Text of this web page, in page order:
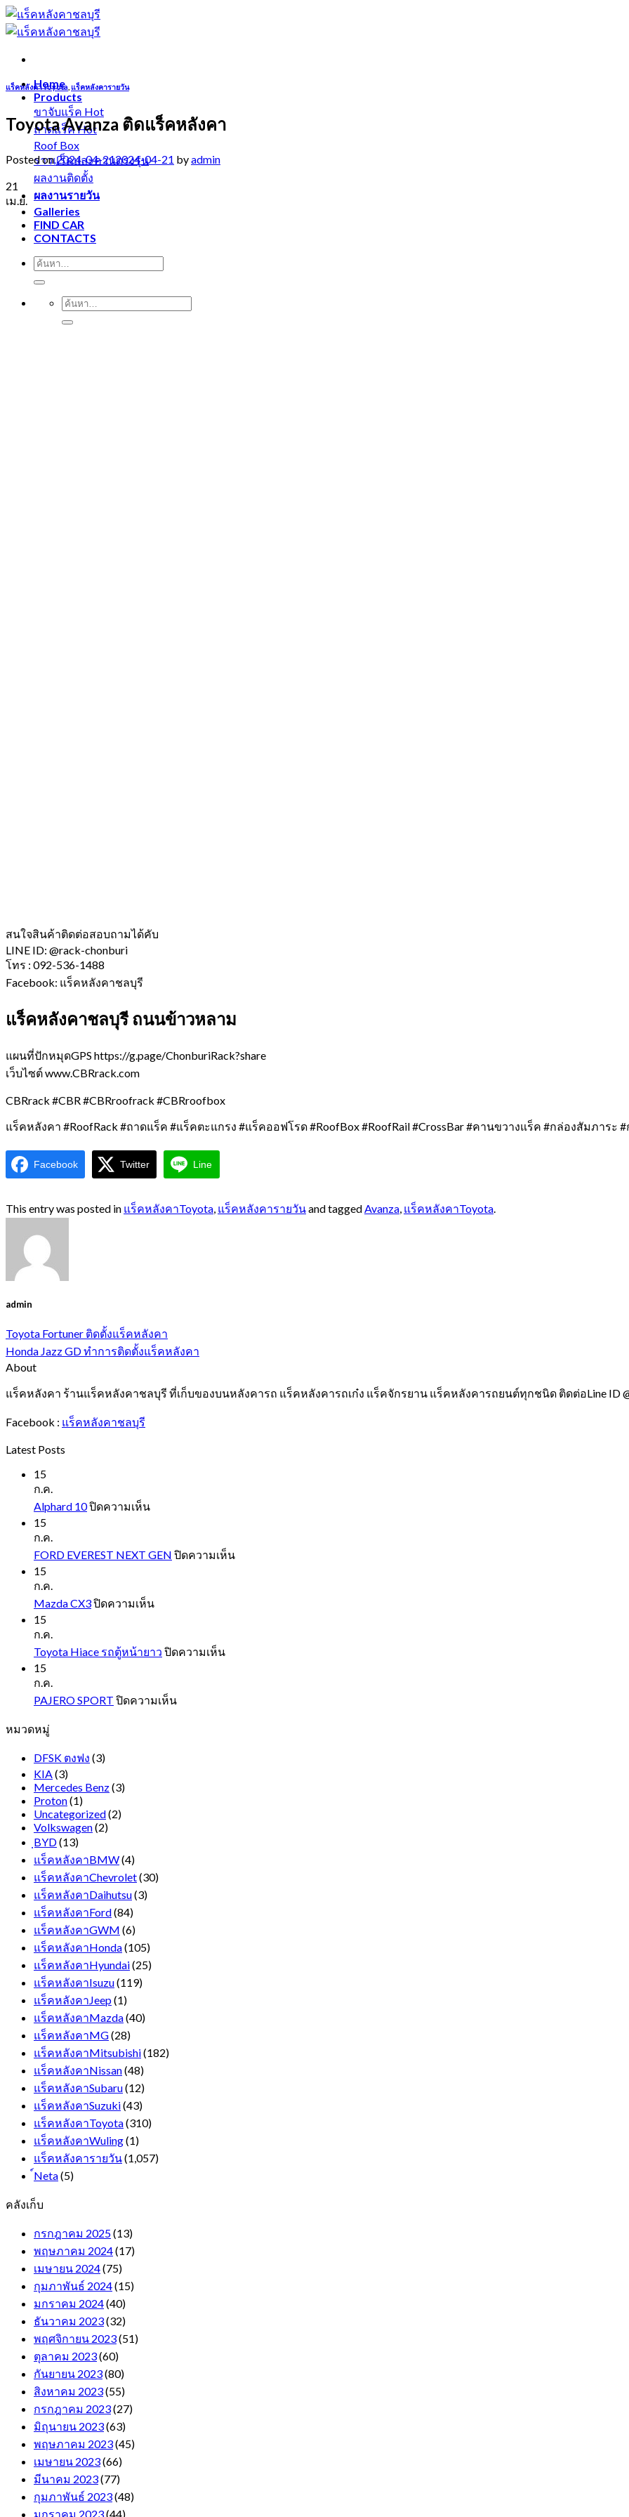
Skip
to
content
Home
Products
ขาจับแร็ค
ถาดแร็ค
Roof Box
ราวแร็คและคานตรงรุ่น
ผลงานติดตั้ง
ผลงานรายวัน
Galleries
FIND CAR
CONTACTS
แร็คหลังคาToyota แร็คหลังคารายวัน
Toyota Avanza ติดแร็คหลังคา
Posted on2024-04-212024-04-21 byadmin
21
เม.ย.
สนใจสินค้าติดต่อสอบถามได้คับ
LINE ID: @rack-chonburi
โทร : 092-536-1488
Facebook: แร็คหลังคาชลบุรี
แร็คหลังคาชลบุรี ถนนข้าวหลาม
แผนที่ปักหมุดGPS https://g.page/ChonburiRack?share
เว็บไซต์ www.CBRrack.com
CBRrack #CBR #CBRroofrack #CBRroofbox
แร็คหลังคา #RoofRack #ถาดแร็ค #แร็คตะแกรง #แร็คออฟโรด #RoofBox #RoofRail #CrossBar #คานขวางแร็ค #กล่องสัมภาระ
Facebook Twitter Line
This entry was posted in แร็คหลังคาToyota แร็คหลังคารายวันand tagged Avanza แร็คหลังคาToyota
admin
Toyota Fortuner ติดตั้งแร็คหลังคา
Honda Jazz GD ทำการติดตั้งแร็คหลังคา
About
แร็คหลังคา ร้านแร็คหลังคาชลบุรี ที่เก็บของบนหลังคารถ แร็คหลังคารถเก๋ง แร็คจักรยาน แร็คหลังคารถยนต์ทุกชนิด ติดต่อLine ID
Facebook : แร็คหลังคาชลบุรี
Latest Posts
15
ก.ค.
Alphard 10ปิดความเห็นบน
15
ก.ค.
FORD EVEREST NEXT GEN ปิดความเห็นบน
15
ก.ค.
Mazda CX3ปิดความเห็นบน
15
ก.ค.
Toyota Hiace รถตู้หน้ายาว ปิดความเห็นบน
15
ก.ค.
PAJERO SPORT ปิดความเห็นบน
หมวดหมู่
DFSK ตงฟง (3)
KIA(3)
Mercedes Benz(3)
Proton(1)
Uncategorized(2)
Volkswagen(2)
ฺBYD(13)
แร็คหลังคาBMW(4)
แร็คหลังคาChevrolet(30)
แร็คหลังคาDaihutsu(3)
แร็คหลังคาFord(84)
แร็คหลังคาGWM (6)
แร็คหลังคาHonda(105)
แร็คหลังคาHyundai(25)
แร็คหลังคาIsuzu(119)
แร็คหลังคาJeep(1)
แร็คหลังคาMazda(40)
แร็คหลังคาMG(28)
แร็คหลังคาMitsubishi(182)
แร็คหลังคาNissan(48)
แร็คหลังคาSubaru(12)
แร็คหลังคาSuzuki(43)
แร็คหลังคาToyota(310)
แร็คหลังคาWuling(1)
แร็คหลังคารายวัน(1,057)
์Neta(5)
คลังเก็บ
กรกฎาคม 2025(13)
พฤษภาคม 2024(17)
เมษายน 2024(75)
กุมภาพันธ์ 2024(15)
มกราคม 2024(40)
ธันวาคม 2023(32)
พฤศจิกายน 2023(51)
ตุลาคม 2023(60)
กันยายน 2023(80)
สิงหาคม 2023(55)
กรกฎาคม 2023(27)
มิถุนายน 2023(63)
พฤษภาคม 2023(45)
เมษายน 2023(66)
มีนาคม 2023(77)
กุมภาพันธ์ 2023(48)
มกราคม 2023(44)